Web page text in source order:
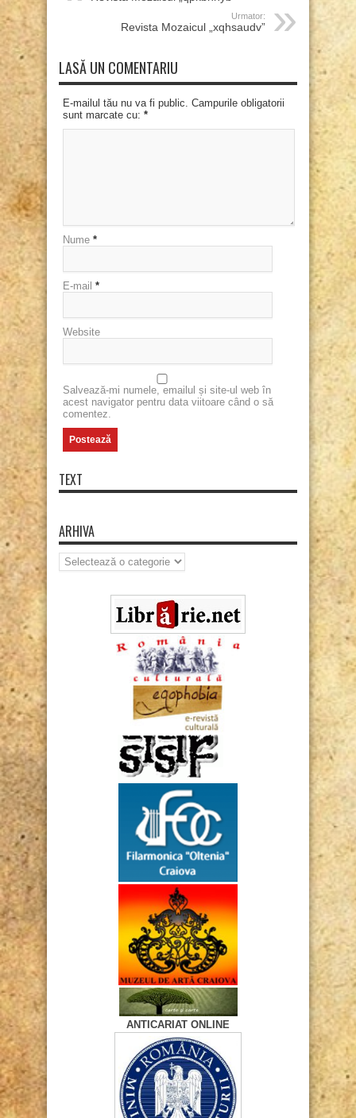
Urmator:
Revista Mozaicul „xqhsaudv”
LASĂ UN COMENTARIU
E-mailul tău nu va fi public. Campurile obligatorii
sunt marcate cu: *
Nume *
E-mail *
Website
Salvează-mi numele, emailul și site-ul web în
acest navigator pentru data viitoare când o să
comentez.
TEXT
ARHIVA
Arhiva
ANTICARIAT ONLINE